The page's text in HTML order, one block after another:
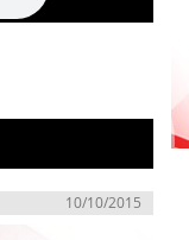
10/10/2015